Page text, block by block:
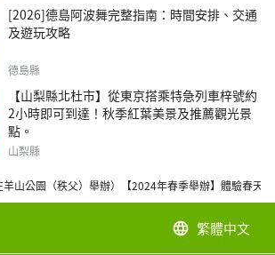
[2026]德島阿波舞完整指南：時間安排、交通
及遊玩攻略
德島縣
【山梨縣北杜市】從東京搭乘特急列車梓號約
2小時即可到達！秋季紅葉美景及推薦觀光景
點。
山梨縣
羊山公園（秩父）舉辦）【2024年春季舉辦】體驗春
language 繁體中文